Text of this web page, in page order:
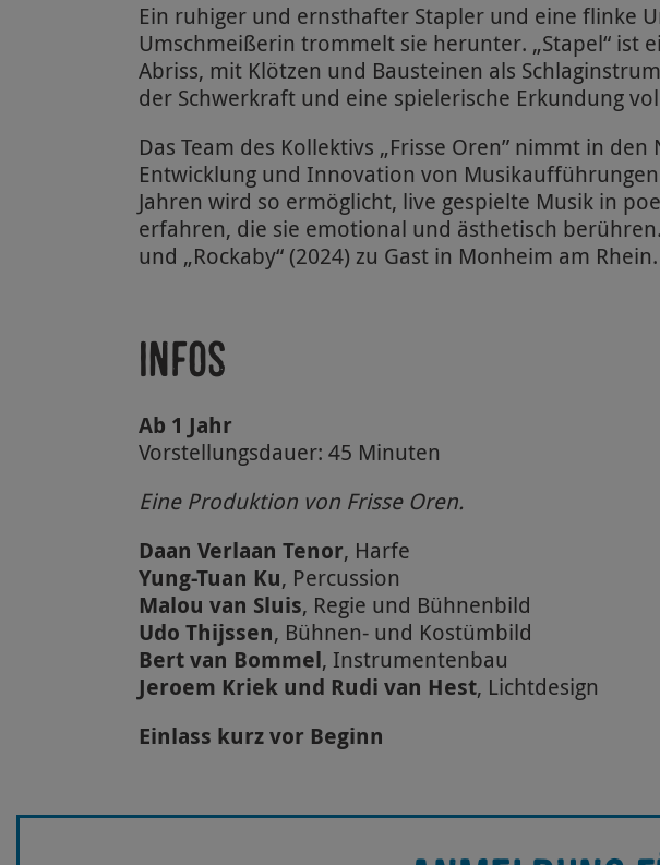
Ein ruhiger und ernsthafter Stapler und eine flinke
Umschmeißerin trommelt sie herunter. „Stapel“ ist
Abriss, mit Klötzen und Bausteinen als
der Schwerkraft und eine spielerische Erkundung
Das Team des Kollektivs „Frisse Oren” nimmt in
Entwicklung und Innovation von
Jahren wird so ermöglicht, live gespielte Musik in
erfahren, die sie emotional und ästhetisch
und „Rockaby“ (2024) zu Gast in Monheim am Rhein.
Infos
Ab 1 Jahr
Vorstellungsdauer: 45 Minuten
Eine Produktion von Frisse Oren.
Daan Verlaan Tenor, Harfe
Yung-Tuan Ku, Percussion
Malou van Sluis, Regie und Bühnenbild
Udo Thijssen, Bühnen- und Kostümbild
Bert van Bommel, Instrumentenbau
Jeroem Kriek und Rudi van Hest, Lichtdesign
Einlass kurz vor Beginn